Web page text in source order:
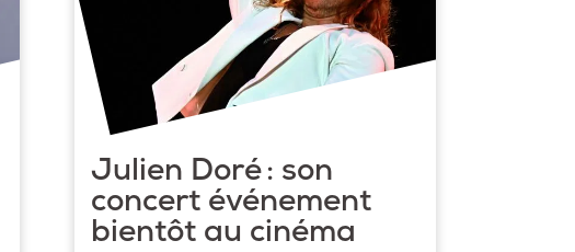
Julien Doré : son
concert événement
bientôt au cinéma